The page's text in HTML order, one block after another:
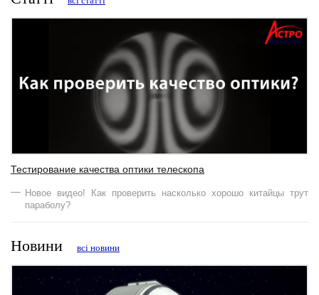
Тестирование качества оптики телескопа
Новое видео! Как проверить насколько хорошо китайцы трут
параболу?
Новини всі новини